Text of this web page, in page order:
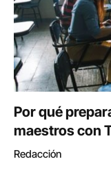
Por qué
maestros con
Redacción